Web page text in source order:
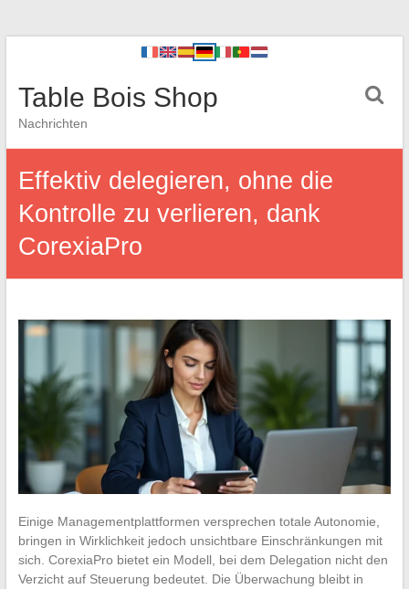
Table Bois Shop
Nachrichten
Effektiv delegieren, ohne die
Kontrolle zu verlieren, dank
CorexiaPro
Einige Managementplattformen versprechen totale Autonomie,
bringen in Wirklichkeit jedoch unsichtbare Einschränkungen mit
sich. CorexiaPro bietet ein Modell, bei dem Delegation nicht den
Verzicht auf Steuerung bedeutet. Die Überwachung bleibt in